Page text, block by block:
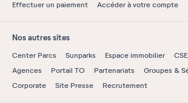
Effectuer un paiement Accéder à votre compte
Nos autres sites
Center Parcs Sunparks Espace immobilier
Agences
Portail TO Partenariats Groupes &
Corporate
Site Presse Recrutement